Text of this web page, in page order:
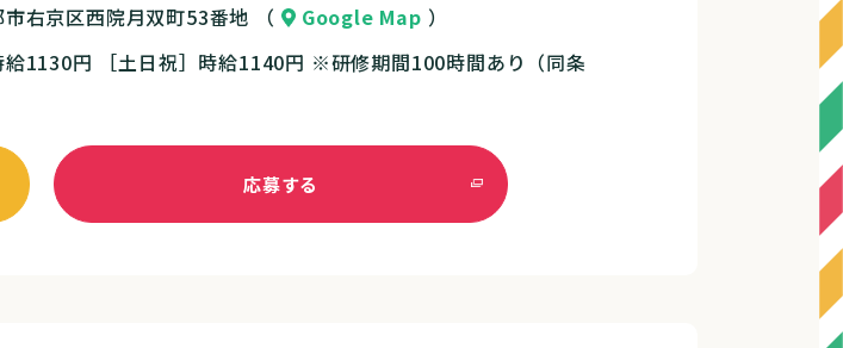
右京区西院月双町53番地 （ Google Map ）
給1130円 ［土日祝］時給1140円 ※研修期間100時間あり（同条
応募する